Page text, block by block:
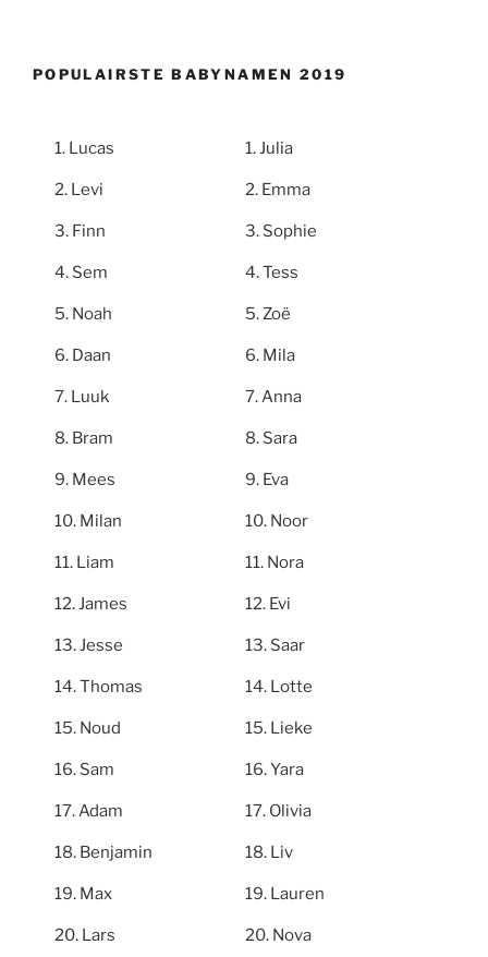
POPULAIRSTE BABYNAMEN 2019
Lucas
Levi
Finn
Sem
Noah
Daan
Luuk
Bram
Mees
Milan
Liam
James
Jesse
Thomas
Noud
Sam
Adam
Benjamin
Max
Lars
Julia
Emma
Sophie
Tess
Zoë
Mila
Anna
Sara
Eva
Noor
Nora
Evi
Saar
Lotte
Lieke
Yara
Olivia
Liv
Lauren
Nova